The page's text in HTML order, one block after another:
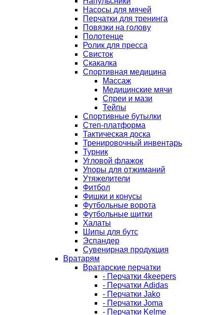
Насосы для мячей
Перчатки для тренинга
Повязки на голову
Полотенце
Ролик для пресса
Свисток
Скакалка
Спортивная медицина
Массаж
Медицинские мячи
Спреи и мази
Тейпы
Спортивные бутылки
Степ-платформа
Тактическая доска
Тренировочный инвентарь
Турник
Угловой флажок
Упоры для отжиманий
Утяжелители
Фитбол
Фишки и конусы
Футбольные ворота
Футбольные щитки
Халаты
Шипы для бутс
Эспандер
Сувенирная продукция
Вратарям
Вратарские перчатки
- Перчатки 4keepers
- Перчатки Adidas
- Перчатки Jako
- Перчатки Joma
- Перчатки Kelme